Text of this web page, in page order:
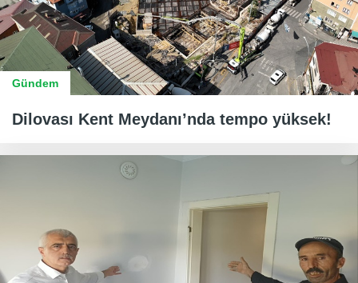
Gündem
Dilovası Kent Meydanı’nda tempo yüksek!